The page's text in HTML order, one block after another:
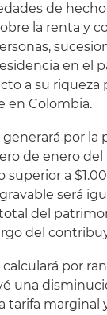
de
la renta y
en el
a su riqueza
en Colombia.
por la
de enero del
superior a
será
del
del
por
una
tarifa marginal